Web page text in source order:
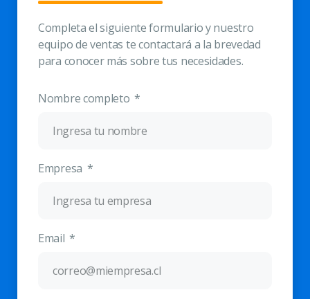
Completa el siguiente formulario y nuestro
equipo de ventas te contactará a la brevedad
para conocer más sobre tus necesidades.
Nombre completo
Empresa
Email